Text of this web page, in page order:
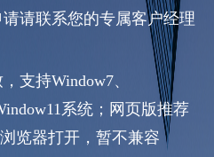
请联系您的专属客户经理
支持Window7、
系统；网页版推荐
览器打开，暂不兼容